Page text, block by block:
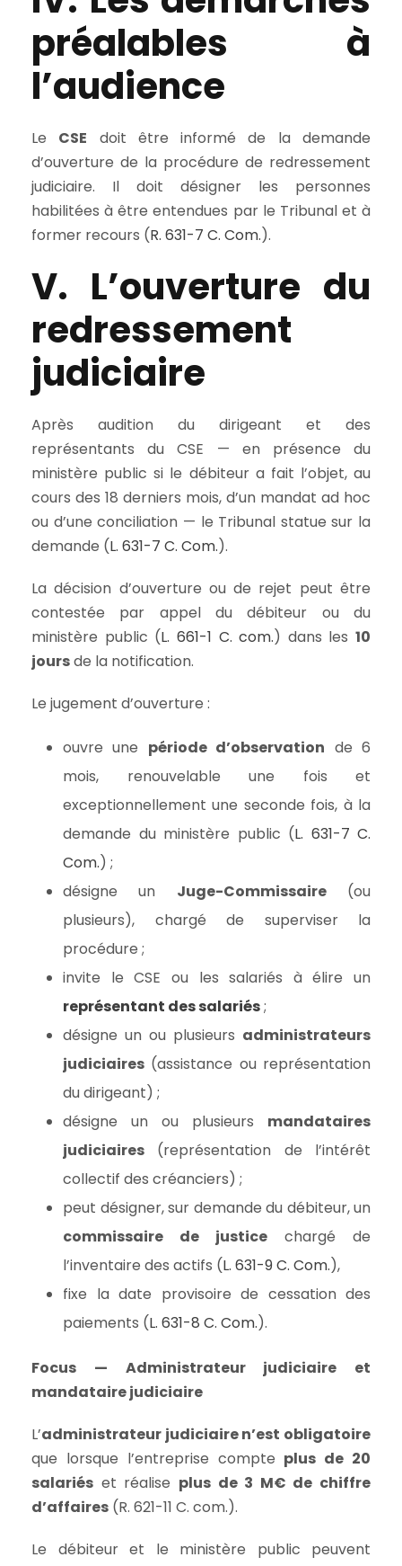
préalables à
l’audience
Le CSE doit être informé de la demande
d’ouverture de la procédure de redressement
judiciaire. Il doit désigner les personnes
habilitées à être entendues par le Tribunal et à
former recours (R. 631-7 C. Com.).
V. L’ouverture du
redressement
judiciaire
Après audition du dirigeant et des
représentants du CSE — en présence du
ministère public si le débiteur a fait l’objet, au
cours des 18 derniers mois, d’un mandat ad hoc
ou d’une conciliation — le Tribunal statue sur la
demande (L. 631-7 C. Com.).
La décision d’ouverture ou de rejet peut être
contestée par appel du débiteur ou du
ministère public (L. 661-1 C. com.) dans les 10
joursde la notification.
Le jugement d’ouverture :
ouvre une période d’observation de 6
mois, renouvelable une fois et
exceptionnellement une seconde fois, à la
demande du ministère public (L. 631-7 C.
Com.) ;
désigne un Juge-Commissaire(ou
plusieurs), chargé de superviser la
procédure ;
invite le CSE ou les salariés à élire un
représentant des salariés;
désigne un ou plusieurs administrateurs
judiciaires (assistance ou représentation
du dirigeant) ;
désigne un ou plusieurs mandataires
judiciaires (représentation de l’intérêt
collectif des créanciers) ;
peut désigner, sur demande du débiteur, un
commissaire de justice chargé de
l’inventaire des actifs (L. 631-9 C. Com.),
fixe la date provisoire de cessation des
paiements (L. 631-8 C. Com.).
Focus — Administrateur judiciaire et
mandataire judiciaire
L’administrateur judiciaire n’est obligatoire
que lorsque l’entreprise compte plus de 20
salariés et réalise plus de 3 M€ de chiffre
d’affaires (R. 621-11 C. com.).
Le débiteur et le ministère public peuvent